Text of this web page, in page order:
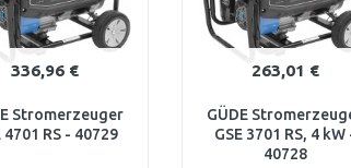
336,96 €
Stromerzeuger
4701 RS - 40729
263,01 €
GÜDE
GSE 3701 RS, 4 kW
40728